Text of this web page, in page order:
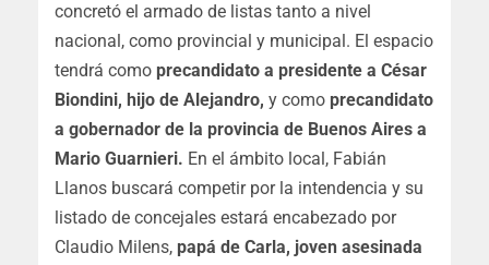
concretó el armado de listas tanto a nivel
nacional, como provincial y municipal. El espacio
tendrá como precandidato a presidente a César
Biondini, hijo de Alejandro, y como precandidato
a gobernador de la provincia de Buenos Aires a
Mario Guarnieri. En el ámbito local, Fabián
Llanos buscará competir por la intendencia y su
listado de concejales estará encabezado por
Claudio Milens, papá de Carla, joven asesinada